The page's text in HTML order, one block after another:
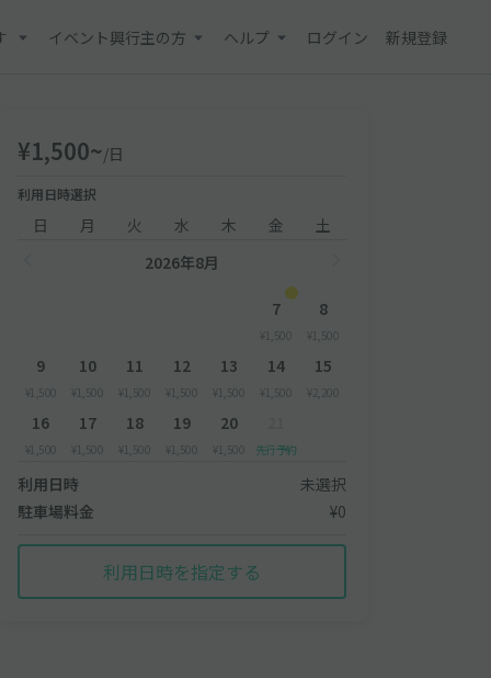
イベント興行主の方 ヘルプ ログイン 新規登録
¥1,500~/日
利用日時選択
日 月 火 水 木 金
土
2026年8月
7
¥1,500
8
¥1,500
9
¥1,500
10
¥1,500
11
¥1,500
12
¥1,500
13
¥1,500
14
¥1,500
15
¥2,200
16
¥1,500
17
¥1,500
18
¥1,500
19
¥1,500
20
¥1,500 先行予約
利用日時
未選択
駐車場料金
¥0
利用日時を指定する